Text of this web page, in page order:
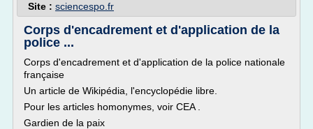
Site : sciencespo.fr
Corps d'encadrement et d'application de la
police ...
Corps d'encadrement et d'application de la police nationale
française
Un article de Wikipédia, l'encyclopédie libre.
Pour les articles homonymes, voir CEA .
Gardien de la paix